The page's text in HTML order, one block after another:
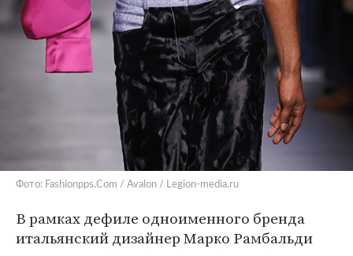
Фото: Fashionpps.Com / Avalon / Legion-media.ru
В рамках дефиле одноименного бренда
итальянский дизайнер Марко Рамбальди